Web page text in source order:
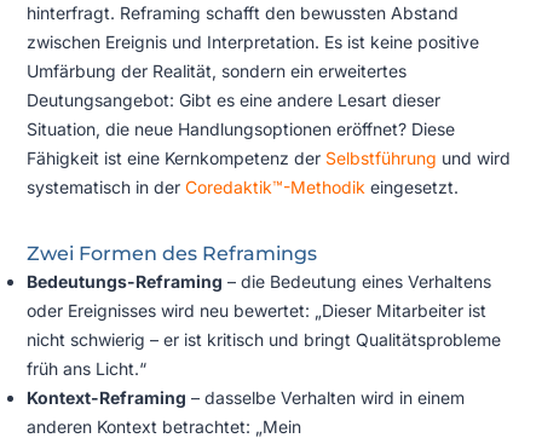
hinterfragt. Reframing schafft den bewussten Abstand
zwischen Ereignis und Interpretation. Es ist keine positive
Umfärbung der Realität, sondern ein erweitertes
Deutungsangebot: Gibt es eine andere Lesart dieser
Situation, die neue Handlungsoptionen eröffnet? Diese
Fähigkeit ist eine Kernkompetenz der Selbstführung und wird
systematisch in der Coredaktik™-Methodik eingesetzt.
Zwei Formen des Reframings
Bedeutungs-Reframing – die Bedeutung eines Verhaltens
oder Ereignisses wird neu bewertet: „Dieser Mitarbeiter ist
nicht schwierig – er ist kritisch und bringt Qualitätsprobleme
früh ans Licht.“
Kontext-Reframing – dasselbe Verhalten wird in einem
anderen Kontext betrachtet: „Mein